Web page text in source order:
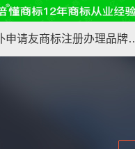
玉树软件著作权申请表,玉树申请软著相关费用